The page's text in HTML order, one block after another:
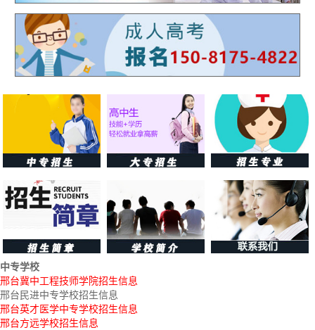
中专学校
邢台冀中工程技师学院招生信息
邢台民进中专学校招生信息
邢台英才医学中专学校招生信息
邢台方远学校招生信息